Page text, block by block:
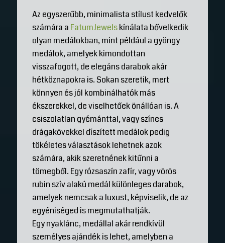
Az egyszerűbb, minimalista stílust kedvelők
számára a FatumJewelskínálata bővelkedik
olyan medálokban, mint például a gyöngy
medálok, amelyek kimondottan
visszafogott, de elegáns darabok akár
hétköznapokra is. Sokan szeretik, mert
könnyen és jól kombinálhatók más
ékszerekkel, de viselhetőek önállóan is. A
csiszolatlan gyémánttal, vagy színes
drágakövekkel díszített medálok pedig
tökéletes választások lehetnek azok
számára, akik szeretnének kitűnni a
tömegből. Egy rózsaszín zafír, vagy vörös
rubin szív alakú medál különleges darabok,
amelyek nemcsak a luxust, képviselik, de az
egyéniséged is megmutathatják.
Egy nyaklánc, medállal akár rendkívül
személyes ajándék is lehet, amelyben a